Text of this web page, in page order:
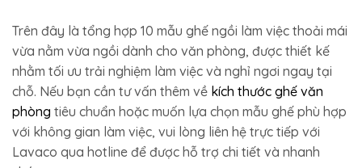
Trên đây là tổng hợp 10 mẫu ghế ngồi làm việc thoải mái
vừa nằm vừa ngồi dành cho văn phòng, được thiết kế
nhằm tối ưu trải nghiệm làm việc và nghỉ ngơi ngay tại
chỗ. Nếu bạn cần tư vấn thêm về kích thước ghế văn
phòng tiêu chuẩn hoặc muốn lựa chọn mẫu ghế phù hợp
với không gian làm việc, vui lòng liên hệ trực tiếp với
Lavaco qua hotline để được hỗ trợ chi tiết và nhanh